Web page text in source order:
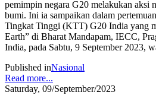
pemimpin negara G20 melakukan aksi
bumi. Ini ia sampaikan dalam
Tingkat Tinggi (KTT) G20 India yang
Earth” di Bharat Mandapam, IECC,
India, pada Sabtu, 9 September 2023,
Published inNasional
Read more...
Saturday, 09/September/2023